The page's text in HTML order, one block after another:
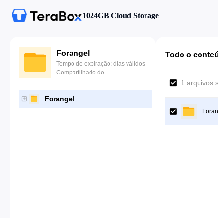
1024GB Cloud Storage
Forangel
Tempo de expiração: dias válidos
Compartilhado de
Forangel
Todo o
1 arquivos